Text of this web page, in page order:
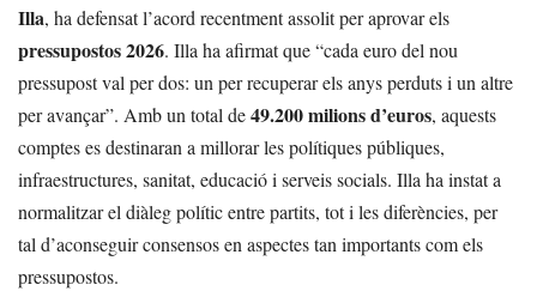
Illa, ha defensat l’acord recentment assolit per aprovar els
pressupostos 2026. Illa ha afirmat que “cada euro del nou
pressupost val per dos: un per recuperar els anys perduts i un altre
per avançar”. Amb un total de49.200 milions d’euros, aquests
comptes es destinaran a millorar les polítiques públiques,
infraestructures, sanitat, educació i serveis socials. Illa ha instat a
normalitzar el diàleg polític entre partits, tot i les diferències, per
tal d’aconseguir consensos en aspectes tan importants com els
pressupostos.